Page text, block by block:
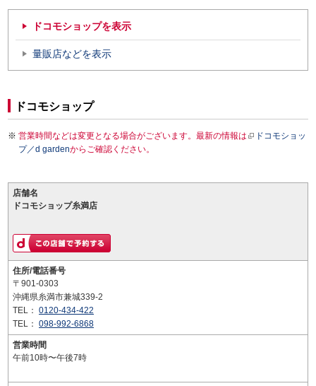
ドコモショップを表示
量販店などを表示
ドコモショップ
営業時間などは変更となる場合がございます。最新の情報は
ドコモショッ
プ／d gardenからご確認ください。
店舗名
ドコモショップ糸満店
住所/電話番号
〒901-0303
沖縄県糸満市兼城339-2
TEL： 0120-434-422
TEL： 098-992-6868
営業時間
午前10時〜午後7時